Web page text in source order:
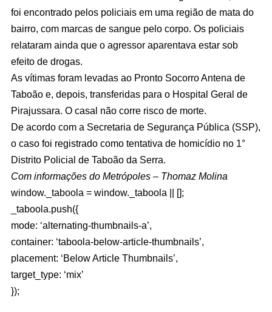
foi encontrado pelos policiais em uma região de mata do
bairro, com marcas de sangue pelo corpo. Os policiais
relataram ainda que o agressor aparentava estar sob
efeito de drogas.
As vítimas foram levadas ao Pronto Socorro Antena de
Taboão e, depois, transferidas para o Hospital Geral de
Pirajussara. O casal não corre risco de morte.
De acordo com a Secretaria de Segurança Pública (SSP),
o caso foi registrado como tentativa de homicídio no 1°
Distrito Policial de Taboão da Serra.
Com informações do Metrópoles – Thomaz Molina
window._taboola = window._taboola || [];
_taboola.push({
mode: ‘alternating-thumbnails-a’,
container: ‘taboola-below-article-thumbnails’,
placement: ‘Below Article Thumbnails’,
target_type: ‘mix’
});